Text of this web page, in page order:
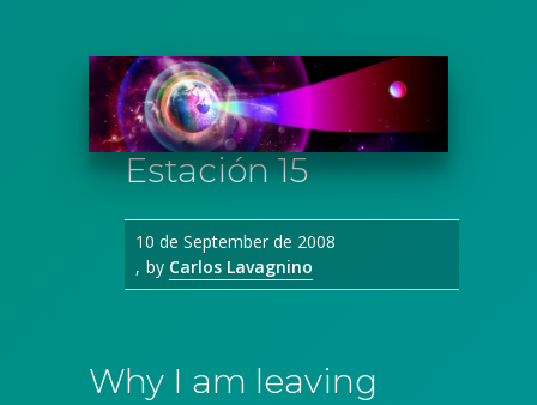
Estación 15
10 de September de 2008
by Carlos Lavagnino
Why I am leaving